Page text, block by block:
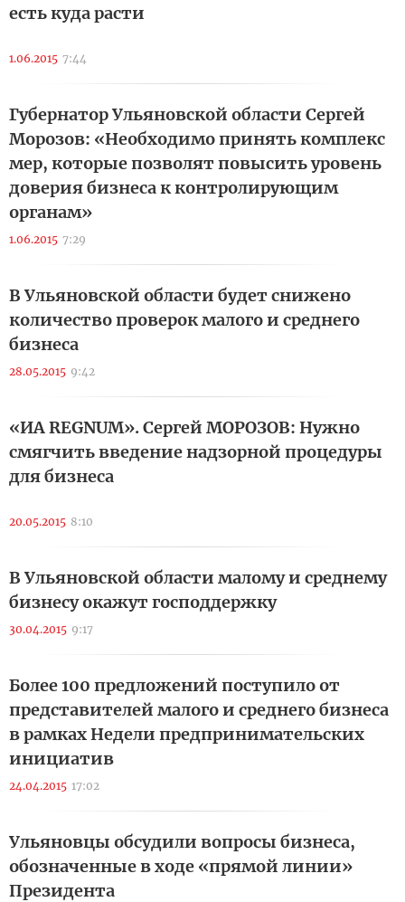
есть куда расти
1.06.2015 7:44
Губернатор Ульяновской области Сергей
Морозов: «Необходимо принять комплекс
мер, которые позволят повысить уровень
доверия бизнеса к контролирующим
органам»
1.06.2015 7:29
В Ульяновской области будет снижено
количество проверок малого и среднего
бизнеса
28.05.2015 9:42
«ИА REGNUM». Сергей МОРОЗОВ: Нужно
смягчить введение надзорной процедуры
для бизнеса
20.05.2015 8:10
В Ульяновской области малому и среднему
бизнесу окажут господдержку
30.04.2015 9:17
Более 100 предложений поступило от
представителей малого и среднего бизнеса
в рамках Недели предпринимательских
инициатив
24.04.2015 17:02
Ульяновцы обсудили вопросы бизнеса,
обозначенные в ходе «прямой линии»
Президента